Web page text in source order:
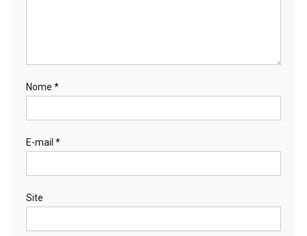
Nome *
E-mail *
Site